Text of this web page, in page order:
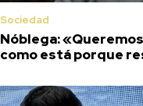
Sociedad
Nóblega:
como está porque